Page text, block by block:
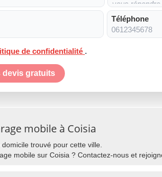
Téléphone
de confidentialité .
devis gratuits
mobile à Coisia
trouvé pour cette ville.
mobile sur Coisia ? Contactez-nous et